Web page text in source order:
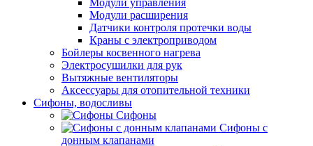
Модули управления
Модули расширения
Датчики контроля протечки воды
Краны с электроприводом
Бойлеры косвенного нагрева
Электросушилки для рук
Вытяжные вентиляторы
Аксессуары для отопительной техники
Сифоны, водосливы
Сифоны
Сифоны с
донным клапанами